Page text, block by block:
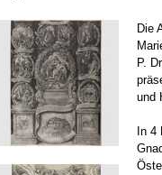
Die
P.
und
In 4